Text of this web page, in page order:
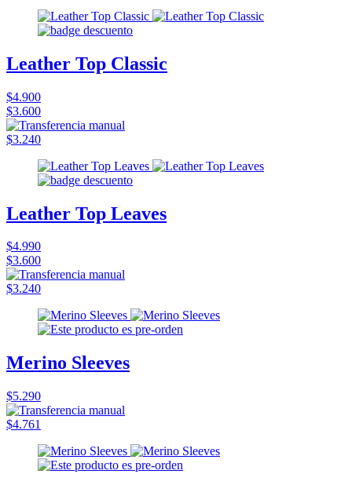
Leather Top Classic
$4.900
$3.600
$3.240
Leather Top Leaves
$4.990
$3.600
$3.240
Merino Sleeves
$5.290
$4.761